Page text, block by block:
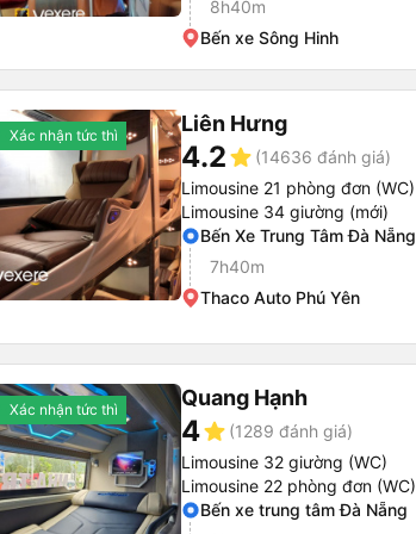
8h40m
Bến xe Sông Hinh
Xác nhận tức thì Liên Hưng
4.2star (14636 đánh giá)
Limousine 21 phòng đơn (WC)
Limousine 34 giường (mới)
Bến Xe Trung Tâm Đà Nẵng
7h40m
Thaco Auto Phú Yên
Xác nhận tức thì Quang Hạnh
4star (1289 đánh giá)
Limousine 32 giường (WC)
Limousine 22 phòng đơn (WC)
Bến xe trung tâm Đà Nẵng